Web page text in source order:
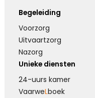
Begeleiding
Voorzorg
Uitvaartzorg
Nazorg
Unieke diensten
24-uurs kamer
VaarweLboek